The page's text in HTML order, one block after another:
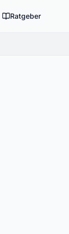
Ratgeber